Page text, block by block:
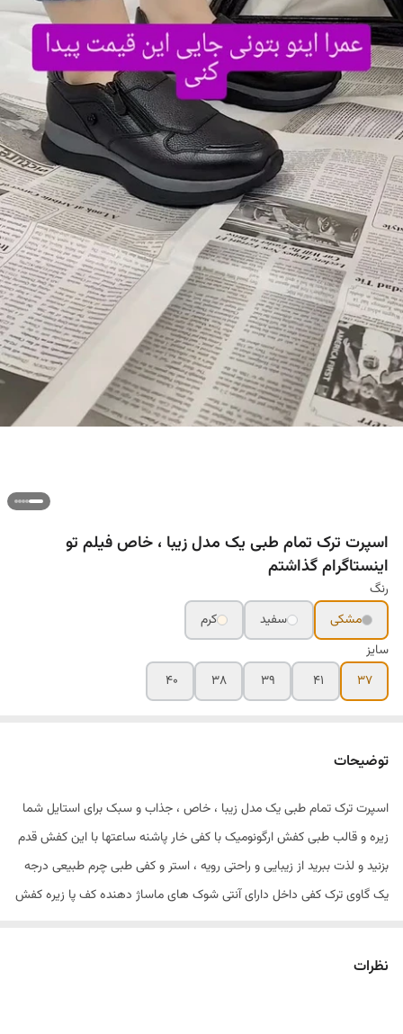
اسپرت ترک تمام طبی یک مدل زیبا ، خاص فیلم تو
اینستاگرام گذاشتم
رنگ
مشکی
سفید
کرم
سایز
۳۷
۴۱ ۳۹ ۳۸ ۴۰
توضیحات
اسپرت ترک تمام طبی یک مدل زیبا ، خاص ، جذاب و سبک برای استایل شما
زیره و قالب طبی کفش ارگونومیک با کفی خار پاشنه ساعتها با این کفش قدم
بزنید و لذت ببرید از زیبایی و راحتی رویه ، استر و کفی طبی چرم طبیعی درجه
یک گاوی ترک کفی داخل دارای آنتی شوک های ماساژ دهنده کف پا زیره کفش
نظرات